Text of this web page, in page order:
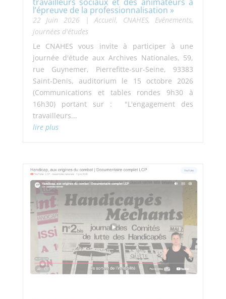
l’épreuve de la professionnalisation »
22 Juin 2026|Accueil, CNAHES, Evénements,
journées d'études
Le CNAHES vous invite à participer à une
journée d'étude aux Archives Nationales, 59,
rue Guynemer, Pierrefitte-sur-Seine, 93383
Saint-Denis, auditorium le 15 octobre 2026
(Communications et tables rondes 9h30 à
16h30) portant sur : "L'engagement des
travailleurs...
lire plus